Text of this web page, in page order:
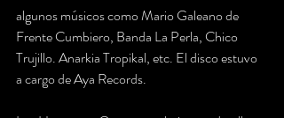
algunos músicos como Mario Galeano de
Frente Cumbiero, Banda La Perla, Chico
Trujillo. Anarkia Tropikal, etc. El disco estuvo
a cargo de Aya Records.